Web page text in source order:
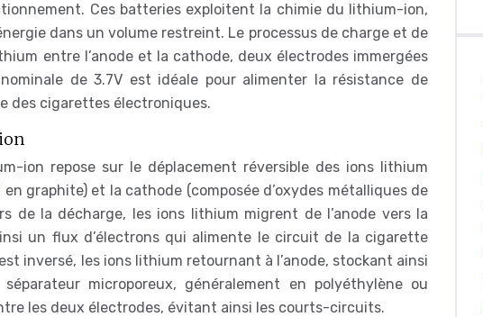
Ces batteries exploitent la chimie du lithium-ion,
dans un volume restreint. Le processus de charge et de
entre l’anode et la cathode, deux électrodes immergées
de 3.7V est idéale pour alimenter la résistance de
des cigarettes électroniques.
ion repose sur le déplacement réversible des ions lithium
graphite) et la cathode (composée d’oxydes métalliques de
de la décharge, les ions lithium migrent de l’anode vers la
un flux d’électrons qui alimente le circuit de la cigarette
inversé, les ions lithium retournant à l’anode, stockant ainsi
microporeux, généralement en polyéthylène ou
les deux électrodes, évitant ainsi les courts-circuits.